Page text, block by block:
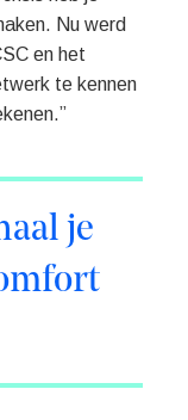
Nu werd
en het
te kennen
je